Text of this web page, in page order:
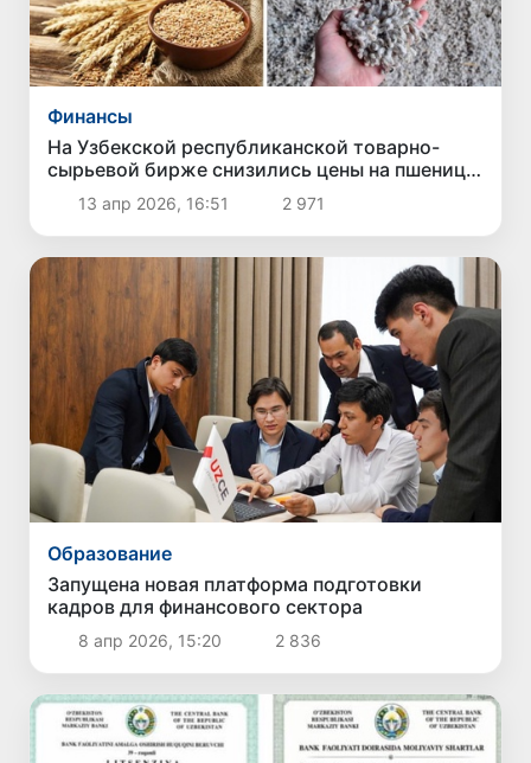
Финансы
На Узбекской республиканской товарно-
сырьевой бирже снизились цены на пшеницу,
технические семена и карбамид
13 апр 2026, 16:51 2 971
Образование
Запущена новая платформа подготовки
кадров для финансового сектора
8 апр 2026, 15:20 2 836